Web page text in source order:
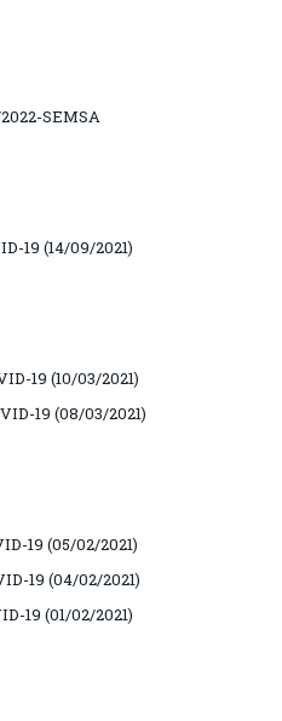
SEMSA
19 (14/09/2021)
19 (10/03/2021)
19 (08/03/2021)
19 (05/02/2021)
19 (04/02/2021)
19 (01/02/2021)